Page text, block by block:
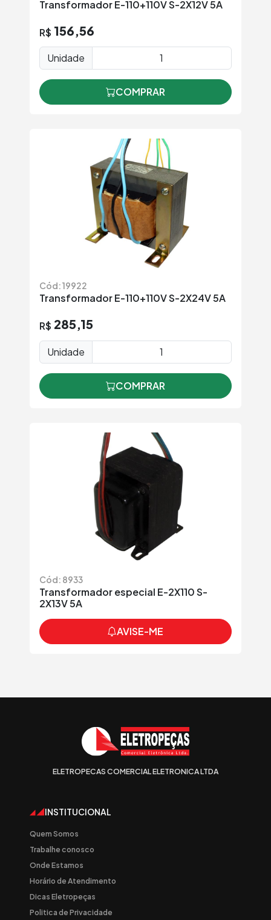
Transformador E-110+110V S-2X12V 5A
R$ 156,56
Unidade
COMPRAR
Cód: 19922
Transformador E-110+110V S-2X24V 5A
R$ 285,15
Unidade
COMPRAR
Cód: 8933
Transformador especial E-2X110 S-
2X13V 5A
AVISE-ME
ELETROPECAS COMERCIAL ELETRONICA LTDA
INSTITUCIONAL
Quem Somos
Trabalhe conosco
Onde Estamos
Horário de Atendimento
Dicas Eletropeças
Politica de Privacidade